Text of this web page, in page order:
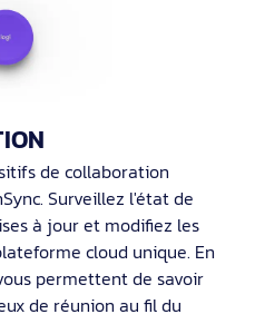
de collaboration
Surveillez l'état de
à jour et modifiez les
cloud unique. En
permettent de savoir
de réunion au fil du